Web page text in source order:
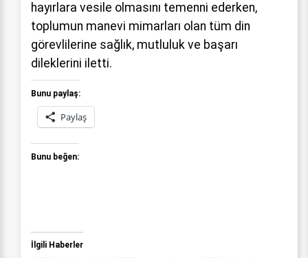
hayırlara vesile olmasını temenni ederken,
toplumun manevi mimarları olan tüm din
görevlilerine sağlık, mutluluk ve başarı
dileklerini iletti.
Bunu paylaş:
Paylaş
Bunu beğen:
İlgili Haberler